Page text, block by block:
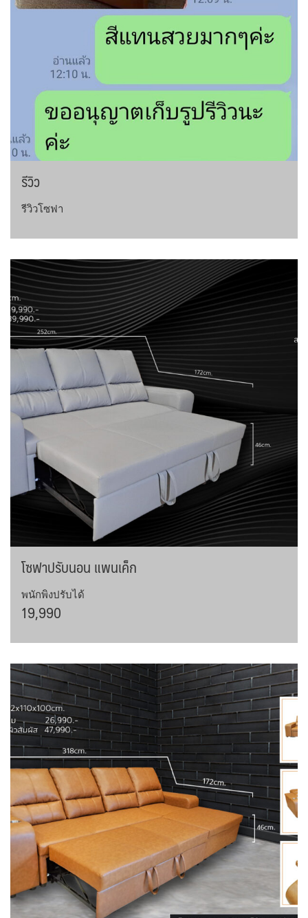
รีวิว
รีวิวโซฟา
โซฟาปรับนอน แพนเค็ก
พนักพิงปรับได้
19,990